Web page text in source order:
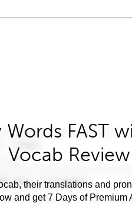
FAST
Vocab
their translations and
and get 7 Days of